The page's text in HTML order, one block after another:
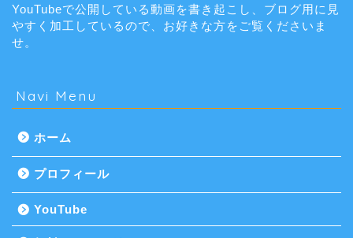
YouTubeで公開している動画を書き起こし、ブログ用に見
やすく加工しているので、お好きな方をご覧くださいま
せ。
Navi Menu
ホーム
プロフィール
YouTube